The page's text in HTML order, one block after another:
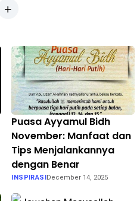
Puasa Ayyamul Bidh
November: Manfaat dan
Tips Menjalankannya
dengan Benar
INSPIRASIDecember 14, 2025